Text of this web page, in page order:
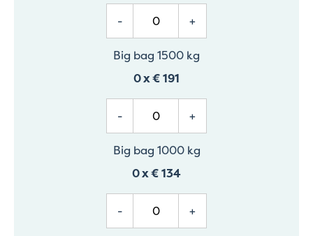
- +
Big bag 1500 kg
0x€ 191
- +
Big bag 1000 kg
0x€ 134
- +